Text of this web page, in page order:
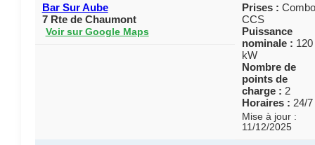
Bar Sur Aube
7 Rte de Chaumont
Voir sur Google Maps
Prises : Combo
CCS
Puissance
nominale : 120
kW
Nombre de
points de
charge : 2
Horaires : 24/7
Mise à jour :
11/12/2025